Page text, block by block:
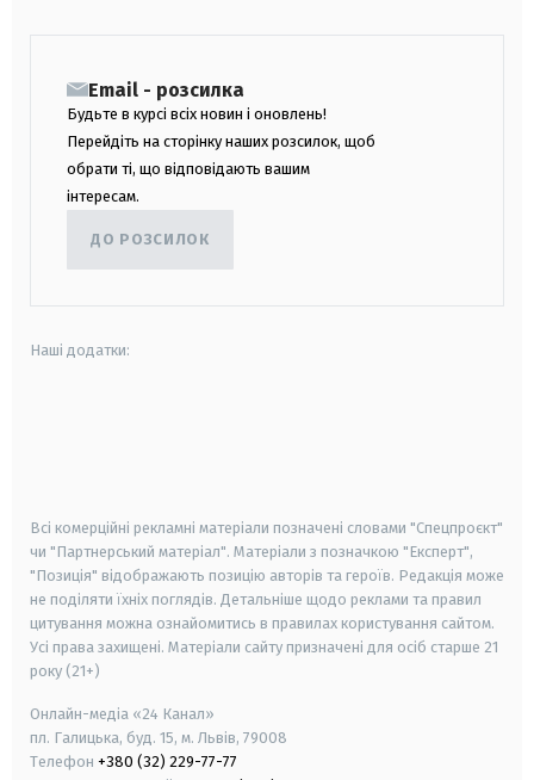
Email - розсилка
Будьте в курсі всіх новин і оновлень!
Перейдіть на сторінку наших розсилок, щоб
обрати ті, що відповідають вашим
інтересам.
ДО РОЗСИЛОК
Наші додатки:
Всі комерційні рекламні матеріали позначені словами "Спецпроєкт"
чи "Партнерський матеріал". Матеріали з позначкою "Експерт",
"Позиція" відображають позицію авторів та героїв. Редакція може
не поділяти їхніх поглядів. Детальніше щодо реклами та правил
цитування можна ознайомитись в правилах користування сайтом.
Усі права захищені. Матеріали сайту призначені для осіб старше 21
року (21+)
Онлайн-медіа «24 Канал»
пл. Галицька, буд. 15, м. Львів, 79008
Телефон +380 (32) 229-77-77